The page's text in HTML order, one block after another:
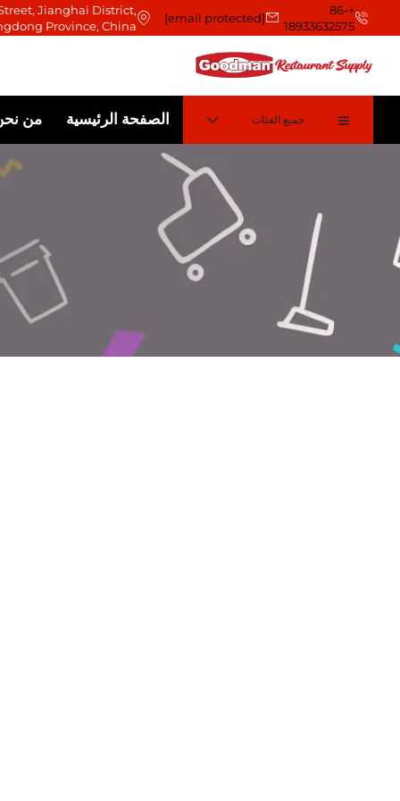
+86-
18933632575
[email protected]
Jianghai District,
Province, China
جميع الفئات الصفحة الرئيسية من